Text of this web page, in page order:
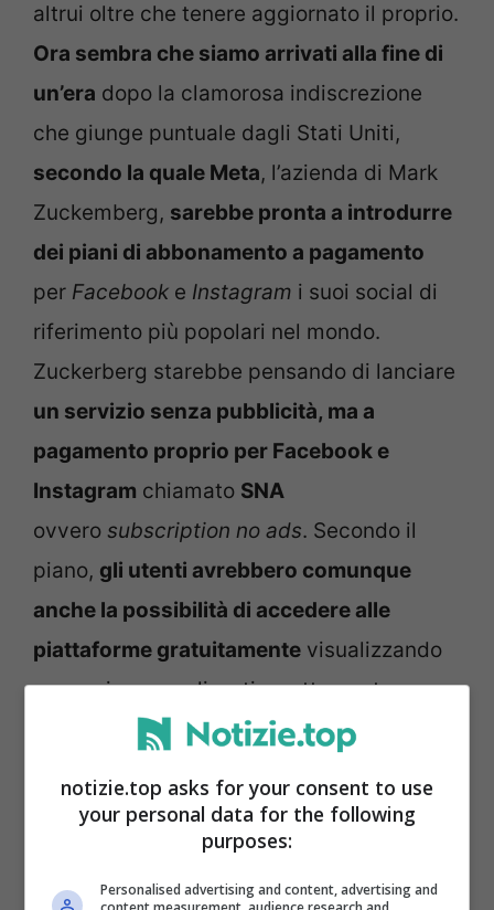
altrui oltre che tenere aggiornato il proprio.
Ora sembra che siamo arrivati alla fine di
un’era dopo la clamorosa indiscrezione
che giunge puntuale dagli Stati Uniti,
secondo la quale Meta, l’azienda di Mark
Zuckemberg, sarebbe pronta a introdurre
dei piani di abbonamento a pagamento
per Facebook e Instagram i suoi social di
riferimento più popolari nel mondo.
Zuckerberg starebbe pensando di lanciare
un servizio senza pubblicità, ma a
pagamento proprio per Facebook e
Instagram chiamato SNA
ovvero subscription no ads. Secondo il
piano, gli utenti avrebbero comunque
anche la possibilità di accedere alle
piattaforme gratuitamente visualizzando
annunci personalizzati, esattamente come
avviene ora.
notizie.top asks for your consent to use
your personal data for the following
purposes:
Personalised advertising and content, advertising and